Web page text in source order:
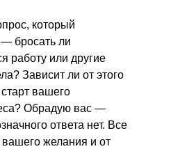
который
— бросать ли
работу или другие
Зависит ли от этого
вашего
Обрадую вас —
ответа нет. Все
вашего желания и от